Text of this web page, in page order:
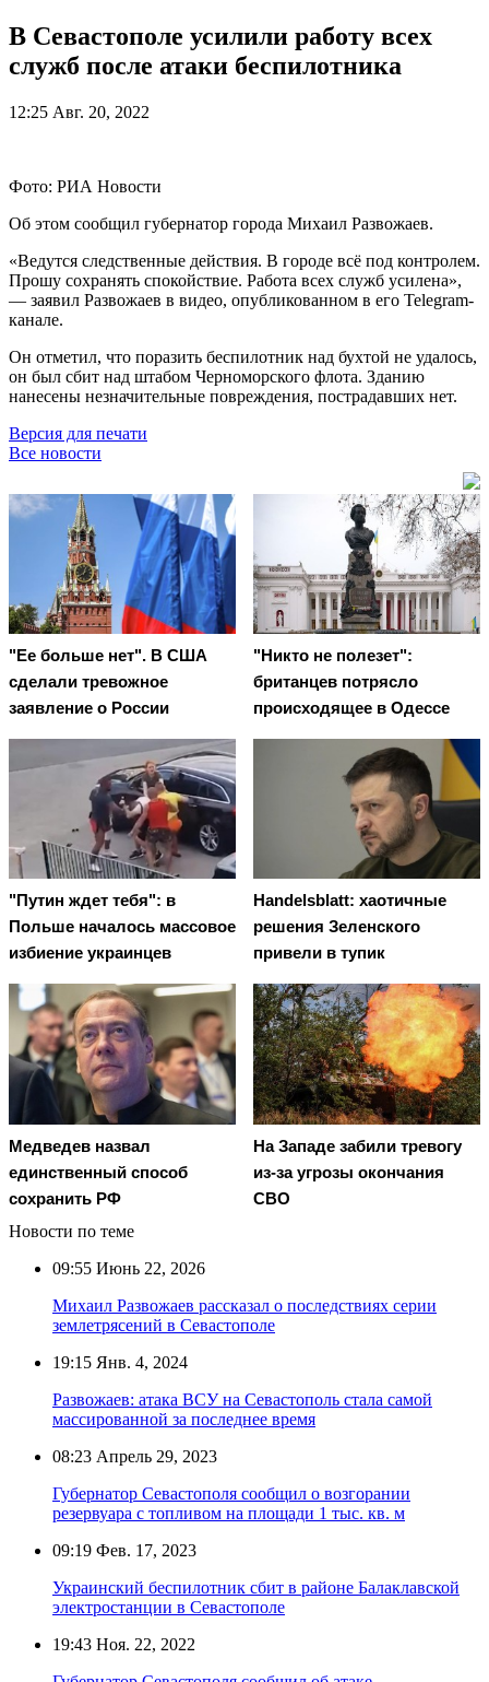
В Севастополе усилили работу всех
служб после атаки беспилотника
12:25 Авг. 20, 2022
Фото: РИА Новости
Об этом сообщил губернатор города Михаил Развожаев.
«Ведутся следственные действия. В городе всё под контролем.
Прошу сохранять спокойствие. Работа всех служб усилена»,
— заявил Развожаев в видео, опубликованном в его Telegram-
канале.
Он отметил, что поразить беспилотник над бухтой не удалось,
он был сбит над штабом Черноморского флота. Зданию
нанесены незначительные повреждения, пострадавших нет.
Версия для печати
Все новости
"Ее больше нет". В США
сделали тревожное
заявление о России
"Никто не полезет":
британцев потрясло
происходящее в Одессе
"Путин ждет тебя": в
Польше началось массовое
избиение украинцев
Handelsblatt: хаотичные
решения Зеленского
привели в тупик
Медведев назвал
единственный способ
сохранить РФ
На Западе забили тревогу
из-за угрозы окончания
СВО
Новости по теме
09:55 Июнь 22, 2026
Михаил Развожаев рассказал о последствиях серии
землетрясений в Севастополе
19:15 Янв. 4, 2024
Развожаев: атака ВСУ на Севастополь стала самой
массированной за последнее время
08:23 Апрель 29, 2023
Губернатор Севастополя сообщил о возгорании
резервуара с топливом на площади 1 тыс. кв. м
09:19 Фев. 17, 2023
Украинский беспилотник сбит в районе Балаклавской
электростанции в Севастополе
19:43 Ноя. 22, 2022